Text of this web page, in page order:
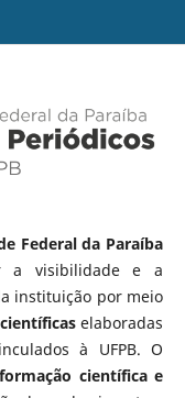
Federal da Paraíba
a visibilidade e a
instituição por meio
elaboradas
à UFPB. O
científica e